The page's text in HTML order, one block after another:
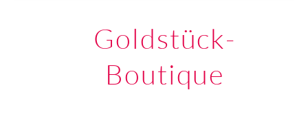
Goldstück-
Boutique